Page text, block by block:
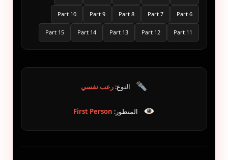
Part 6
Part 7
Part 8
Part 9
Part 10
Part 11
Part 12
Part 13
Part 14
Part 15
النوع: رعب نفسي
المنظور: First Person